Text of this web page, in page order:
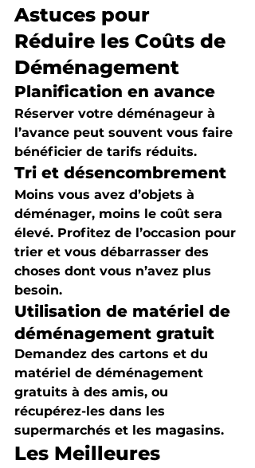
Astuces pour
Réduire les Coûts de
Déménagement
Planification en avance
Réserver votre déménageur à
l’avance peut souvent vous faire
bénéficier de tarifs réduits.
Tri et désencombrement
Moins vous avez d’objets à
déménager, moins le coût sera
élevé. Profitez de l’occasion pour
trier et vous débarrasser des
choses dont vous n’avez plus
besoin.
Utilisation de matériel de
déménagement gratuit
Demandez des cartons et du
matériel de déménagement
gratuits à des amis, ou
récupérez-les dans les
supermarchés et les magasins.
Les Meilleures